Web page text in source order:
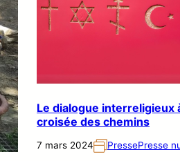
Le dialogue interreligieux
croisée des chemins
7 mars 2024 PressePresse